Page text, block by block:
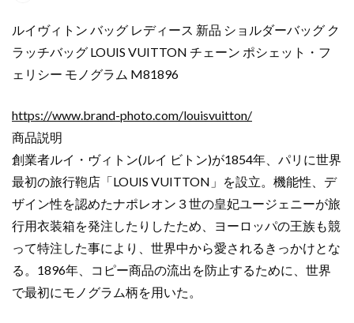
ルイヴィトン バッグ レディース 新品 ショルダーバッグ ク
ラッチバッグ LOUIS VUITTON チェーン ポシェット・フ
ェリシー モノグラム M81896
https://www.brand-photo.com/louisvuitton/
商品説明
創業者ルイ・ヴィトン(ルイ ビトン)が1854年、パリに世界
最初の旅行鞄店「LOUIS VUITTON」を設立。機能性、デ
ザイン性を認めたナポレオン３世の皇妃ユージェニーが旅
行用衣装箱を発注したりしたため、ヨーロッパの王族も競
って特注した事により、世界中から愛されるきっかけとな
る。1896年、コピー商品の流出を防止するために、世界
で最初にモノグラム柄を用いた。